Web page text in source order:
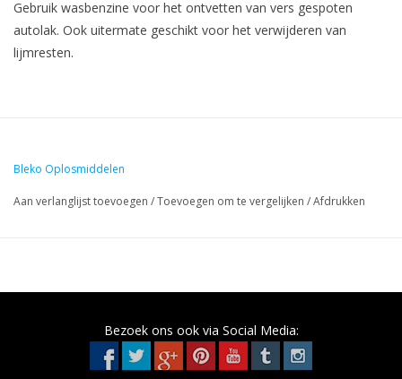
Gebruik wasbenzine voor het ontvetten van vers gespoten
autolak. Ook uitermate geschikt voor het verwijderen van
lijmresten.
Bleko Oplosmiddelen
Aan verlanglijst toevoegen /Toevoegen om te vergelijken /Afdrukken
Bezoek ons ook via Social Media: